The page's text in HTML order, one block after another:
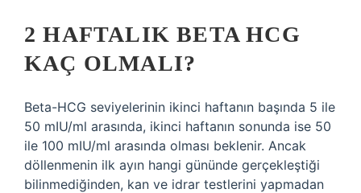
2 HAFTALIK BETA HCG
KAÇ OLMALI?
Beta-HCG seviyelerinin ikinci haftanın başında 5 ile
50 mIU/ml arasında, ikinci haftanın sonunda ise 50
ile 100 mIU/ml arasında olması beklenir. Ancak
döllenmenin ilk ayın hangi gününde gerçekleştiği
bilinmediğinden, kan ve idrar testlerini yapmadan